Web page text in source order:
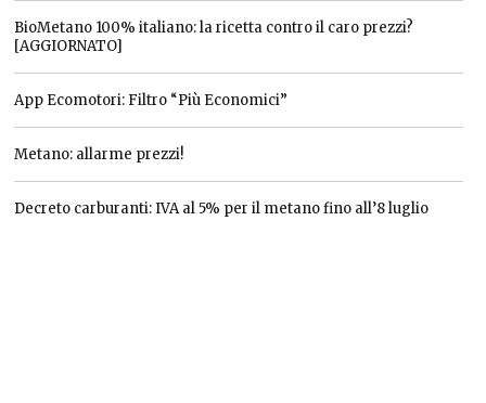
BioMetano 100% italiano: la ricetta contro il caro prezzi?
[AGGIORNATO]
App Ecomotori: Filtro “Più Economici”
Metano: allarme prezzi!
Decreto carburanti: IVA al 5% per il metano fino all’8 luglio